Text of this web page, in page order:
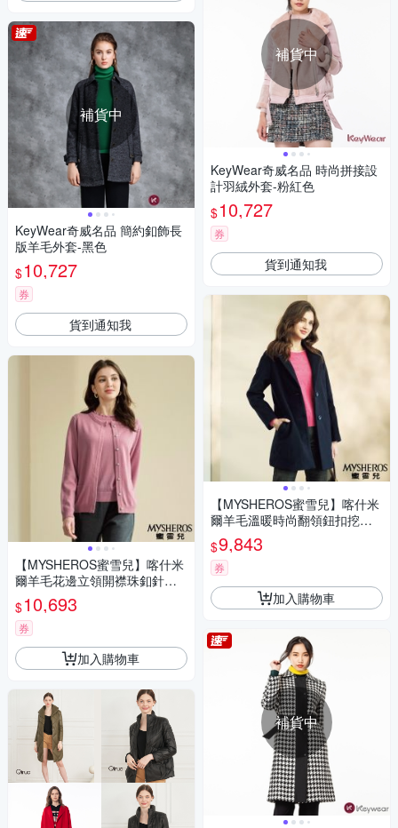
補貨中
KeyWear奇威名品 簡約釦飾長
版羊毛外套-黑色
$10,727
券
貨到通知我
【MYSHEROS蜜雪兒】喀什米
爾羊毛花邊立領開襟珠釦針織
毛衣-粉紫
$10,693
券
加入購物車
補貨中
KeyWear奇威名品 時尚拼接設
計羽絨外套-粉紅色
$10,727
券
貨到通知我
【MYSHEROS蜜雪兒】喀什米
爾羊毛溫暖時尚翻領鈕扣挖袋
外套-丈青
$9,843
券
加入購物車
補貨中